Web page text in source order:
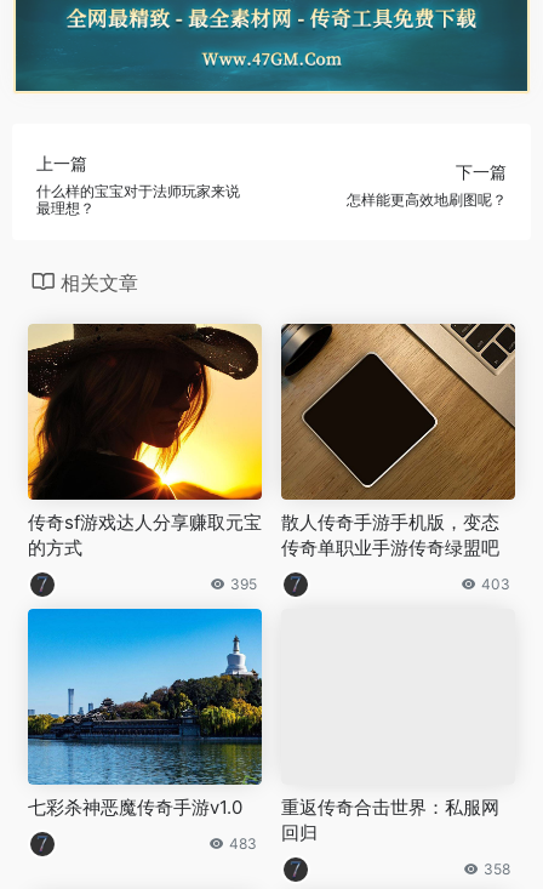
上一篇
什么样的宝宝对于法师玩家来说
最理想？
下一篇
怎样能更高效地刷图呢？
相关文章
传奇sf游戏达人分享赚取元宝
的方式
395
散人传奇手游手机版，变态
传奇单职业手游传奇绿盟吧
403
七彩杀神恶魔传奇手游v1.0
483
重返传奇合击世界：私服网
回归
358